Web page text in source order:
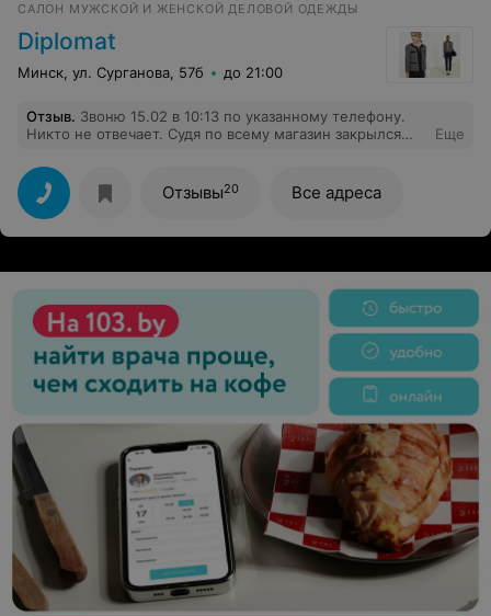
CАЛОН МУЖСКОЙ И ЖЕНСКОЙ ДЕЛОВОЙ ОДЕЖДЫ
Diplomat
Минск, ул. Сурганова, 57б до 21:00
Отзыв. Звоню 15.02 в 10:13 по указанному телефону.
Никто не отвечает. Судя по всему магазин закрылся
Еще
Отзывы20 Все адреса